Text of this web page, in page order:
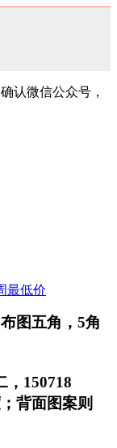
认微信公众号，
最低价
图五角，5角
，150718
背面图案则